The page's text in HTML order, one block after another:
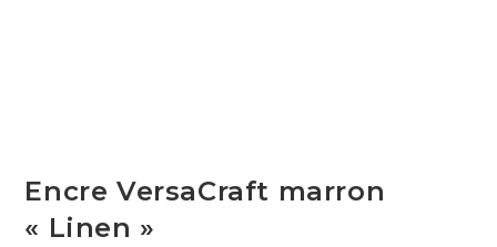
Encre VersaCraft marron
« Linen »